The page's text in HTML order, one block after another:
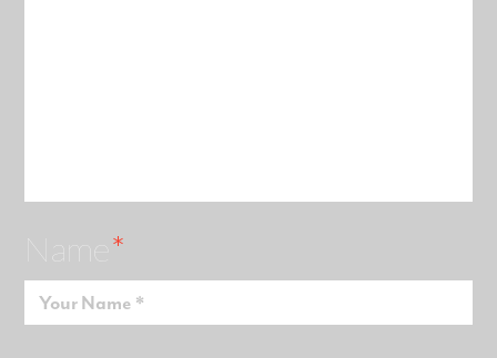
Name*